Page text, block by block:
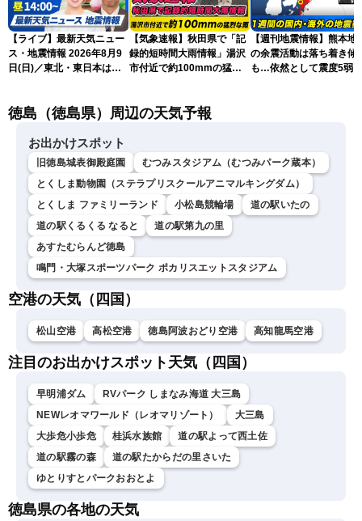
【ライブ】最新天気ニュー
ス・地震情報 2026年8月9
日(日)／東北・東日本は急
小川千奈／芳野達郎〉
【気象速報】秋田県で「記
録的短時間大雨情報」湯沢
市付近で約100mmの猛烈
【週刊地震情報】熊本地
の余震活動は落ち着き傾
も…依然として震度5弱警
徳島（徳島県）周辺の天気予報
お出かけスポット
旧徳島城表御殿庭園
むつみスタジアム（むつみパーク蔵本）
とくしま動物園（ステラプリスクールアニマルキングダム）
とくしま ファミリーランド
小松島競輪場
道の駅いたの
道の駅くるくる なると
道の駅第九の里
あすたむらんど徳島
鳴門・大塚スポーツパーク ポカリスエットスタジアム
空港の天気（四国）
松山空港 高松空港 徳島阿波おどり空港 高知龍馬空港
注目のお出かけスポット天気（四国）
早明浦ダム
RVパーク しまなみ海道 大三島
NEWレオマワールド（レオマリゾート）
大三島
大歩危小歩危
桂浜水族館
道の駅よって西土佐
道の駅霧の森
道の駅たからだの里さいた
ゆとりすとパークおおとよ
徳島県の各地の天気